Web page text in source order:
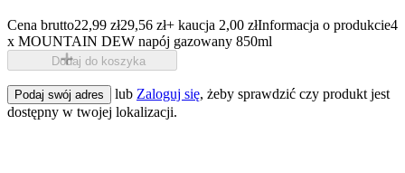
Cena brutto22,99 zł29,56 zł+ kaucja 2,00 złInformacja o produkcie4
x MOUNTAIN DEW napój gazowany 850ml
Dodaj do koszyka
Podaj swój adres lub Zaloguj się, żeby sprawdzić czy produkt jest
dostępny w twojej lokalizacji.